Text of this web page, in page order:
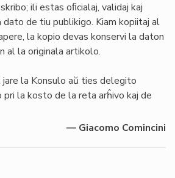
ili estas oﬁcialaj, validaj kaj
de tiu publikigo. Kiam kopiitaj al
la kopio devas konservi la daton
al la originala artikolo.
jare la Konsulo aŭ ties delegito
la kosto de la reta arĥivo kaj de
— Giacomo Comincini